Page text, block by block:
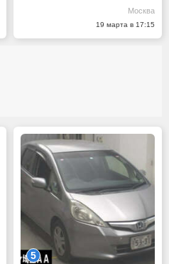
Москва
19 марта в 17:15
5